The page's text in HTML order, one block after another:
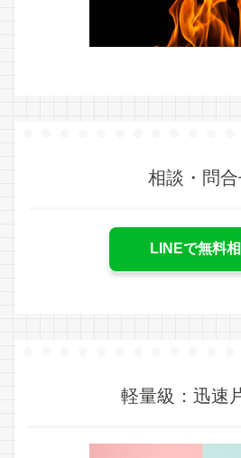
相談・問
LINEで無料
軽量級：迅速